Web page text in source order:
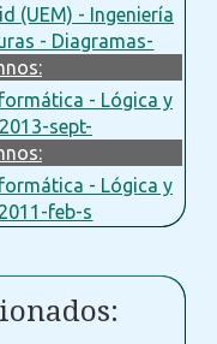
(UEM) - Ingeniería
- Diagramas-
- Lógica y
sept-
- Lógica y
feb-s